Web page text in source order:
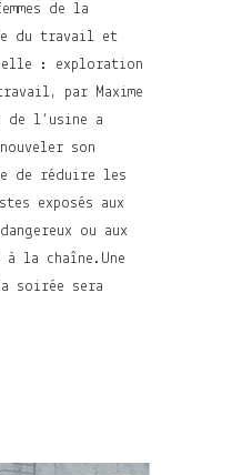
de la
du travail et
: exploration
par Maxime
de l’usine a
son
de réduire les
exposés aux
ou aux
la chaîne.Une
soirée sera